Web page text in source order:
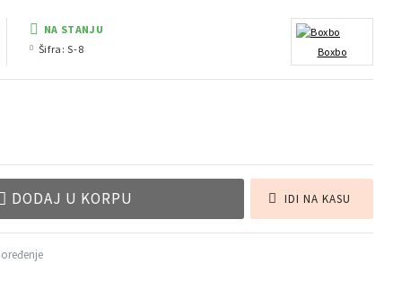
NA STANJU
Šifra: S-8 Boxbo
DODAJ U KORPU IDI NA KASU